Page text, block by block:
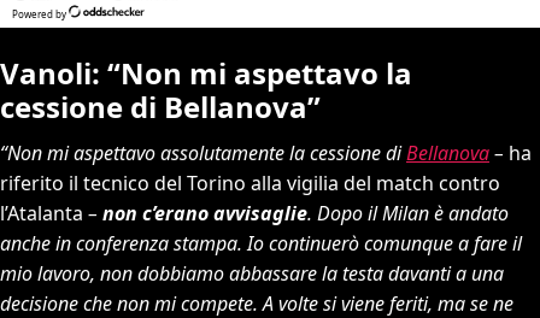
Vanoli: “Non mi aspettavo la
cessione di Bellanova”
“Non mi aspettavo assolutamente la cessione diBellanova– ha
riferito il tecnico del Torino alla vigilia del match contro
l’Atalanta – non c’erano avvisaglie. Dopo il Milan è andato
anche in conferenza stampa. Io continuerò comunque a fare il
mio lavoro, non dobbiamo abbassare la testa davanti a una
decisione che non mi compete. A volte si viene feriti, ma se ne